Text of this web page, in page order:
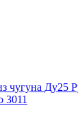
чугуна Ду25
3011